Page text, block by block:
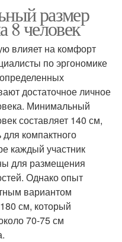
размер
8 человек
влияет на комфорт
по эргономике
достаточное личное
Минимальный
составляет 140 см,
компактного
каждый участник
для размещения
Однако опыт
вариантом
см, который
70-75 см